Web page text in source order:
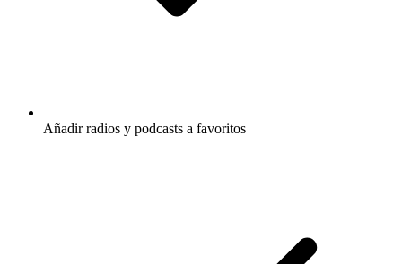
Añadir radios y podcasts a favoritos